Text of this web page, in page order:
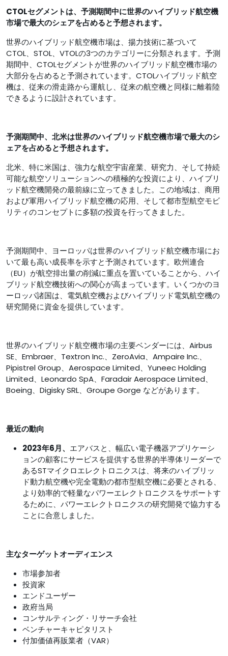
CTOLセグメントは、予測期間中に世界のハイブリッド航空機
市場で最大のシェアを占めると予想されます。
世界のハイブリッド航空機市場は、揚力技術に基づいて
CTOL、STOL、VTOLの3つのカテゴリーに分類されます。予測
期間中、CTOLセグメントが世界のハイブリッド航空機市場の
大部分を占めると予測されています。CTOLハイブリッド航空
機は、従来の滑走路から運航し、従来の航空機と同様に離着陸
できるように設計されています。
予測期間中、北米は世界のハイブリッド航空機市場で最大のシ
ェアを占めると予想されます。
北米、特に米国は、強力な航空宇宙産業、研究力、そして持続
可能な航空ソリューションへの積極的な投資により、ハイブリ
ッド航空機開発の最前線に立ってきました。この地域は、商用
および軍用ハイブリッド航空機の応用、そして都市型航空モビ
リティのコンセプトに多額の投資を行ってきました。
予測期間中、ヨーロッパは世界のハイブリッド航空機市場にお
いて最も高い成長率を示すと予測されています。欧州連合
（EU）が航空排出量の削減に重点を置いていることから、ハイ
ブリッド航空機技術への関心が高まっています。いくつかのヨ
ーロッパ諸国は、電気航空機およびハイブリッド電気航空機の
研究開発に資金を提供しています。
世界のハイブリッド航空機市場の主要ベンダーには、Airbus
SE、Embraer、Textron Inc.、ZeroAvia、Ampaire Inc.、
Pipistrel Group、Aerospace Limited、Yuneec Holding
Limited、Leonardo SpA、Faradair Aerospace Limited、
Boeing、Digisky SRL、Groupe Gorge などがあります。
最近の動向
2023年6月、 エアバスと、幅広い電子機器アプリケーシ
ョンの顧客にサービスを提供する世界的半導体リーダーで
あるSTマイクロエレクトロニクスは、将来のハイブリッ
ド動力航空機や完全電動の都市型航空機に必要とされる、
より効率的で軽量なパワーエレクトロニクスをサポートす
るために、パワーエレクトロニクスの研究開発で協力する
ことに合意しました。
主なターゲットオーディエンス
市場参加者
投資家
エンドユーザー
政府当局
コンサルティング・リサーチ会社
ベンチャーキャピタリスト
付加価値再販業者（VAR）